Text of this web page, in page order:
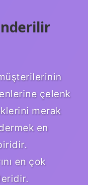
çelenk
merak
en
en çok